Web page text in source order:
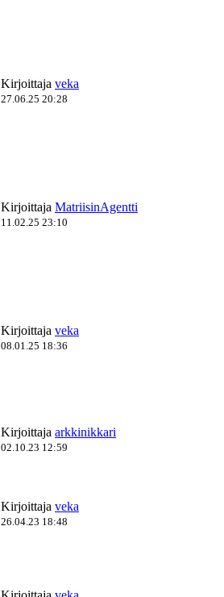
Kirjoittaja veka
27.06.25 20:28
Kirjoittaja MatriisinAgentti
11.02.25 23:10
Kirjoittaja veka
08.01.25 18:36
Kirjoittaja arkkinikkari
02.10.23 12:59
Kirjoittaja veka
26.04.23 18:48